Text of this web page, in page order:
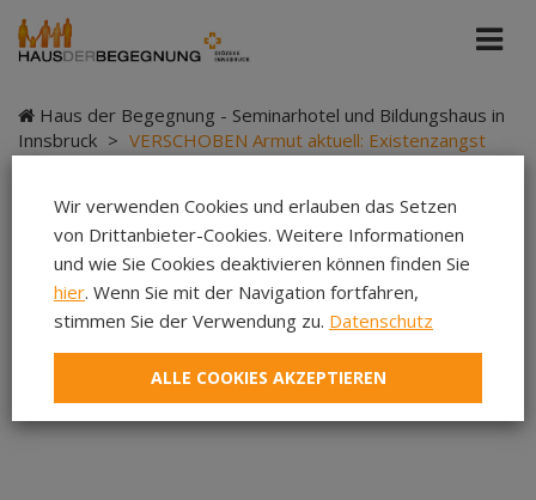
Haus der Begegnung - Seminarhotel und Bildungshaus in
Innsbruck > VERSCHOBEN Armut aktuell: Existenzangst
VERSCHOBEN Armut
aktuell: Existenzangst
und Lebenskunst
Wir verwenden Cookies und erlauben das Setzen
von Drittanbieter-Cookies. Weitere Informationen
und wie Sie Cookies deaktivieren können finden Sie
hier. Wenn Sie mit der Navigation fortfahren,
stimmen Sie der Verwendung zu. Datenschutz
ALLE COOKIES AKZEPTIEREN